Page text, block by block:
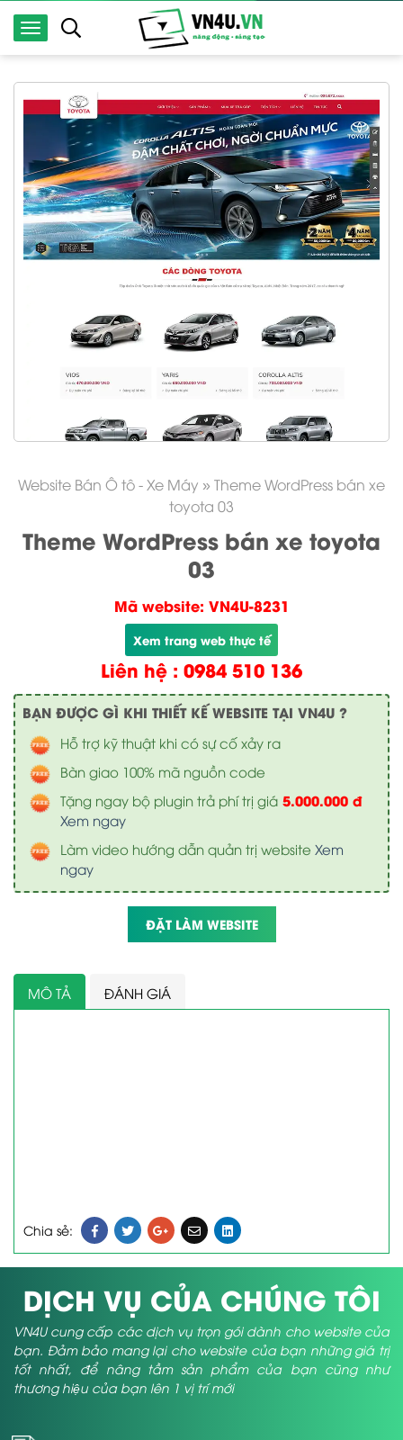
Website Bán Ô tô - Xe Máy » Theme WordPress bán xe
toyota 03
Theme WordPress bán xe toyota
03
Mã website: VN4U-8231
Xem trang web thực tế
Liên hệ : 0984 510 136
BẠN ĐƯỢC GÌ KHI THIẾT KẾ WEBSITE TẠI VN4U ?
Hỗ trợ kỹ thuật khi có sự cố xảy ra
Bàn giao 100% mã nguồn code
Tặng ngay bộ plugin trả phí trị giá 5.000.000 đ
Xem ngay
Làm video hướng dẫn quản trị website Xem
ngay
ĐẶT LÀM WEBSITE
MÔ TẢ ĐÁNH GIÁ
Chia sẻ:
DỊCH VỤ CỦA CHÚNG TÔI
VN4U cung cấp các dịch vụ trọn gói dành cho website của
bạn. Đảm bảo mang lại cho website của bạn những giá trị
tốt nhất, để nâng tầm sản phẩm của bạn cũng như
thương hiệu của bạn lên 1 vị trí mới